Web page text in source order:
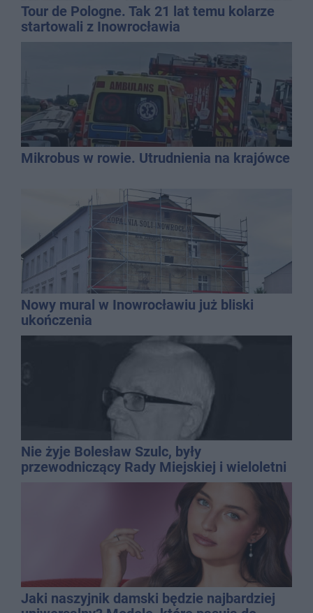
Tour de Pologne. Tak 21 lat temu kolarze
startowali z Inowrocławia
Mikrobus w rowie. Utrudnienia na krajówce
Nowy mural w Inowrocławiu już bliski
ukończenia
Nie żyje Bolesław Szulc, były
przewodniczący Rady Miejskiej i wieloletni
dyrektor SP 14
Jaki naszyjnik damski będzie najbardziej